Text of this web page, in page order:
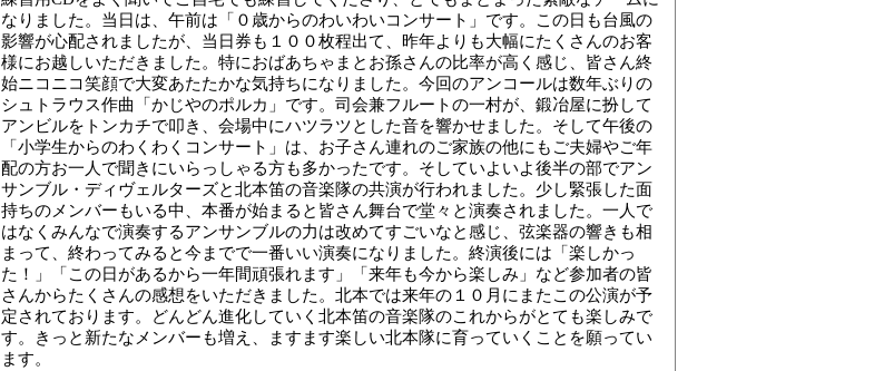
なりました。当日は、午前は「０歳からのわいわいコンサート」です。この日も台風の
影響が心配されましたが、当日券も１００枚程出て、昨年よりも大幅にたくさんのお客
様にお越しいただきました。特におばあちゃまとお孫さんの比率が高く感じ、皆さん終
始ニコニコ笑顔で大変あたたかな気持ちになりました。今回のアンコールは数年ぶりの
シュトラウス作曲「かじやのポルカ」です。司会兼フルートの一村が、鍛冶屋に扮して
アンビルをトンカチで叩き、会場中にハツラツとした音を響かせました。そして午後の
「小学生からのわくわくコンサート」は、お子さん連れのご家族の他にもご夫婦やご年
配の方お一人で聞きにいらっしゃる方も多かったです。そしていよいよ後半の部でアン
サンブル・ディヴェルターズと北本笛の音楽隊の共演が行われました。少し緊張した面
持ちのメンバーもいる中、本番が始まると皆さん舞台で堂々と演奏されました。一人で
はなくみんなで演奏するアンサンブルの力は改めてすごいなと感じ、弦楽器の響きも相
まって、終わってみると今までで一番いい演奏になりました。終演後には「楽しかっ
た！」「この日があるから一年間頑張れます」「来年も今から楽しみ」など参加者の皆
さんからたくさんの感想をいただきました。北本では来年の１０月にまたこの公演が予
定されております。どんどん進化していく北本笛の音楽隊のこれからがとても楽しみで
す。きっと新たなメンバーも増え、ますます楽しい北本隊に育っていくことを願ってい
ます。